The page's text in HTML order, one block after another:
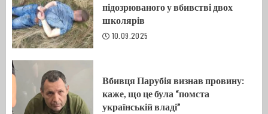
підозрюваного у вбивстві двох
школярів
10.09.2025
Вбивця Парубія визнав провину:
каже, що це була “помста
українській владі”